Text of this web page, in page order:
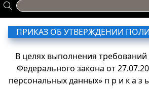
В целях выполнения требований
Федерального закона от
персональных данных» п р и к а з